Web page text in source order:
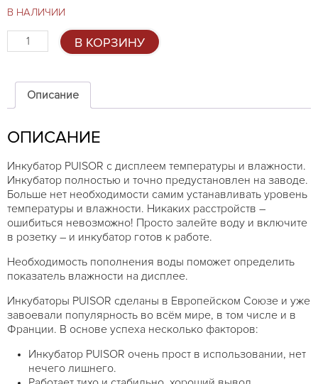
В НАЛИЧИИ
Количество
товара
PUISOR
103TH
В КОРЗИНУ
Описание
ОПИСАНИЕ
Инкубатор PUISOR с дисплеем температуры и влажности.
Инкубатор полностью и точно предустановлен на заводе.
Больше нет необходимости самим устанавливать уровень
температуры и влажности. Никаких расстройств –
ошибиться невозможно! Просто залейте воду и включите
в розетку – и инкубатор готов к работе.
Необходимость пополнения воды поможет определить
показатель влажности на дисплее.
Инкубаторы PUISOR сделаны в Европейском Союзе и уже
завоевали популярность во всём мире, в том числе и в
Франции. В основе успеха несколько факторов:
Инкубатор PUISOR очень прост в использовании, нет
нечего лишнего.